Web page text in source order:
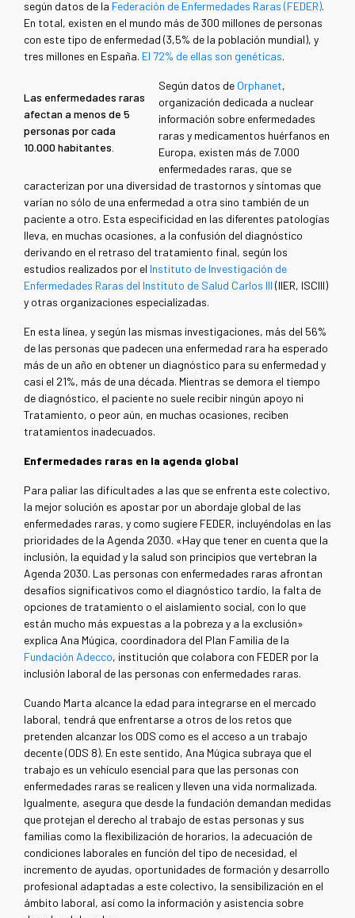
según datos de la Federación de Enfermedades Raras (FEDER).
En total, existen en el mundo más de 300 millones de personas
con este tipo de enfermedad (3,5% de la población mundial), y
tres millones en España. El 72% de ellas son genéticas.
Las enfermedades raras
afectan a menos de 5
personas por cada
10.000 habitantes.
Según datos de Orphanet,
organización dedicada a nuclear
información sobre enfermedades
raras y medicamentos huérfanos en
Europa,​​ existen más de 7.000
enfermedades raras, que se
caracterizan por una diversidad de trastornos y síntomas que
varían no sólo de una enfermedad a otra sino también de un
paciente a otro. Esta especificidad en las diferentes patologías
lleva, en muchas ocasiones, a la confusión del diagnóstico
derivando en el retraso del tratamiento final, según los
estudios realizados por el Instituto de Investigación de
Enfermedades Raras del Instituto de Salud Carlos III (IIER, ISCIII)
y otras organizaciones especializadas.
En esta línea, y según las mismas investigaciones, más del 56%
de las personas que padecen una enfermedad rara ha esperado
más de un año en obtener un diagnóstico para su enfermedad y
casi el 21%, más de una década. Mientras se demora el tiempo
de diagnóstico, el paciente no suele recibir ningún apoyo ni
Tratamiento, o peor aún, en muchas ocasiones, reciben
tratamientos inadecuados.
Enfermedades raras en la agenda global
Para paliar las dificultades a las que se enfrenta este colectivo,
la mejor solución es apostar por un abordaje global de las
enfermedades raras, y como sugiere FEDER, incluyéndolas en las
prioridades de la Agenda 2030. «Hay que tener en cuenta que la
inclusión, la equidad y la salud son principios que vertebran la
Agenda 2030. Las personas con enfermedades raras afrontan
desafíos significativos como el diagnóstico tardío, la falta de
opciones de tratamiento o el aislamiento social, con lo que
están mucho más expuestas a la pobreza y a la exclusión»
explica Ana Múgica, coordinadora del Plan Familia de la
Fundación Adecco, institución que colabora con FEDER por la
inclusión laboral de las personas con enfermedades raras.
Cuando Marta alcance la edad para integrarse en el mercado
laboral, tendrá que enfrentarse a otros de los retos que
pretenden alcanzar los ODS como es el acceso a un trabajo
decente (ODS 8). En este sentido, Ana Múgica subraya que el
trabajo es un vehículo esencial para que las personas con
enfermedades raras se realicen y lleven una vida normalizada.
Igualmente, asegura que desde la fundación demandan medidas
que protejan el derecho al trabajo de estas personas y sus
familias como la flexibilización de horarios, la adecuación de
condiciones laborales en función del tipo de necesidad, el
incremento de ayudas, oportunidades de formación y desarrollo
profesional adaptadas a este colectivo, la sensibilización en el
ámbito laboral, así como la información y asistencia sobre